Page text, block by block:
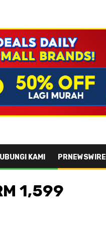
KAMI PRNEWSWIRE
1,599